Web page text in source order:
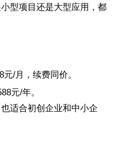
型项目还是大型应用，都
/月，续费同价。
元/年。
适合初创企业和中小企